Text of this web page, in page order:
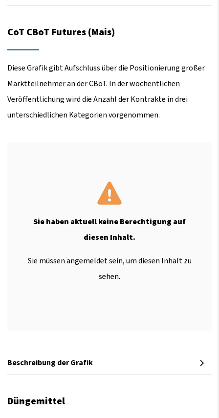
CoT CBoT Futures (Mais)
Diese Grafik gibt Aufschluss über die Positionierung großer
Marktteilnehmer an der CBoT. In der wöchentlichen
Veröffentlichung wird die Anzahl der Kontrakte in drei
unterschiedlichen Kategorien vorgenommen.
Sie haben aktuell keine Berechtigung auf
diesen Inhalt.
Sie müssen angemeldet sein, um diesen Inhalt zu
sehen.
Beschreibung der Grafik
Düngemittel